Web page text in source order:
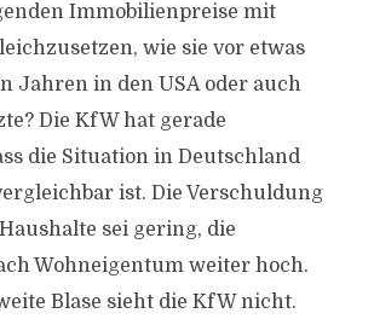
Immobilienpreise mit
wie sie vor etwas
Jahren in den USA oder auch
Die KfW hat gerade
die Situation in Deutschland
ist. Die Verschuldung
sei gering, die
Wohneigentum weiter hoch.
Blase sieht die KfW nicht.